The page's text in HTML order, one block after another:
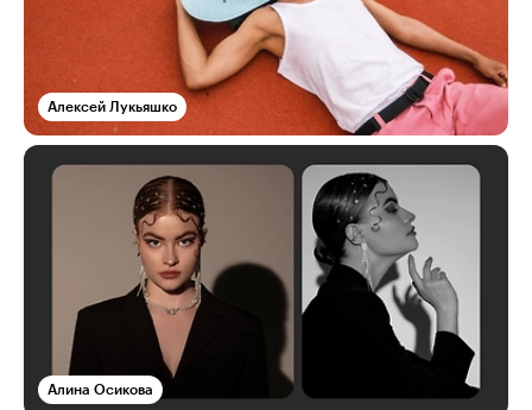
Алексей Лукьяшко
Алина Осикова